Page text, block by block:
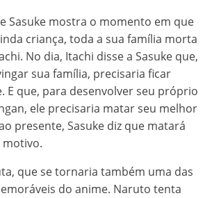
Sasuke mostra o momento em que
criança, toda a sua família morta
No dia, Itachi disse a Sasuke que,
sua família, precisaria ficar
E que, para desenvolver seu próprio
ele precisaria matar seu melhor
presente, Sasuke diz que matará
que se tornaria também uma das
do anime. Naruto tenta